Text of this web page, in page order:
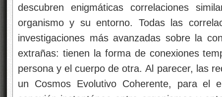
descubren enigmáticas correlaciones
organismo y su entorno. Todas las
investigaciones más avanzadas sobre la
extrañas: tienen la forma de conexiones
persona y el cuerpo de otra. Al parecer, las
un Cosmos Evolutivo Coherente, para el